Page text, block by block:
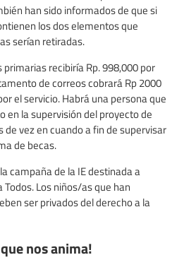
han sido informados de que si
los dos elementos que
serían retiradas.
recibiría Rp. 998,000 por
de correos cobrará Rp 2000
el servicio. Habrá una persona que
en la supervisión del proyecto de
de vez en cuando a fin de supervisar
de becas.
campaña de la IE destinada a
Los niños/as que han
ser privados del derecho a la
nos anima!